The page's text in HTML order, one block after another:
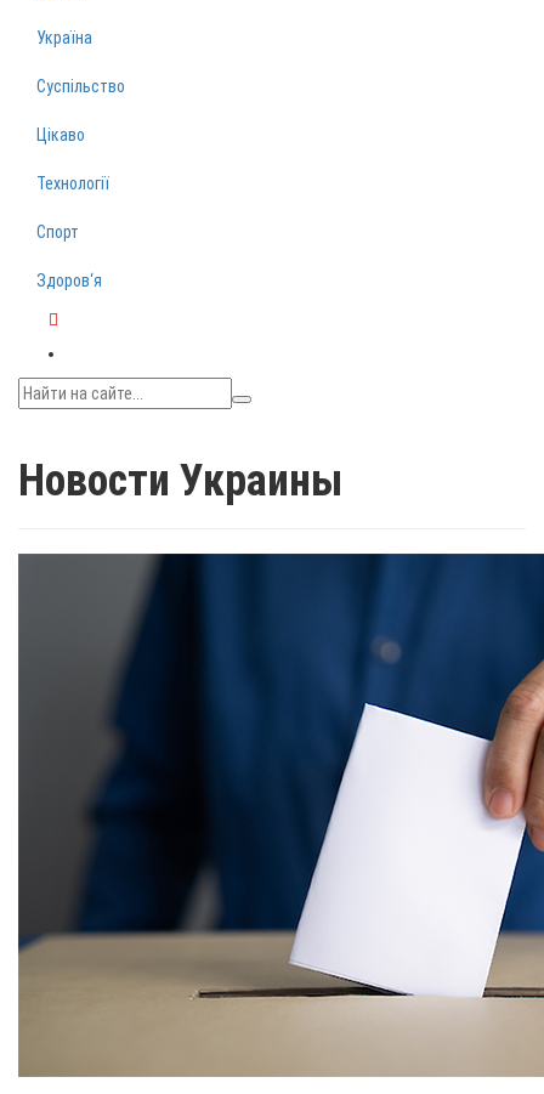
Україна
Суспільство
Цікаво
Технології
Спорт
Здоров‘я
Новости Украины